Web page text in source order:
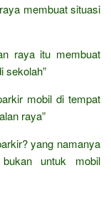
membuat situasi
raya itu membuat
sekolah”
mobil di tempat
raya”
yang namanya
untuk mobil